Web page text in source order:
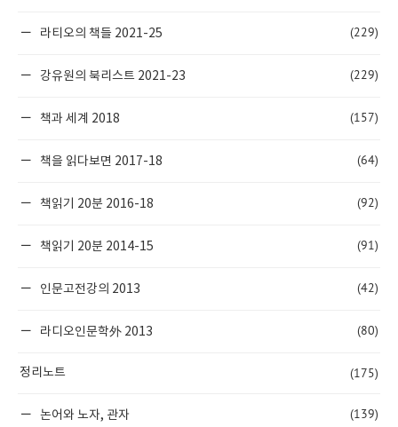
라티오의 책들 2021-25 (229)
강유원의 북리스트 2021-23 (229)
책과 세계 2018 (157)
책을 읽다보면 2017-18 (64)
책읽기 20분 2016-18 (92)
책읽기 20분 2014-15 (91)
인문고전강의 2013 (42)
라디오인문학外 2013 (80)
정리노트 (175)
논어와 노자, 관자 (139)